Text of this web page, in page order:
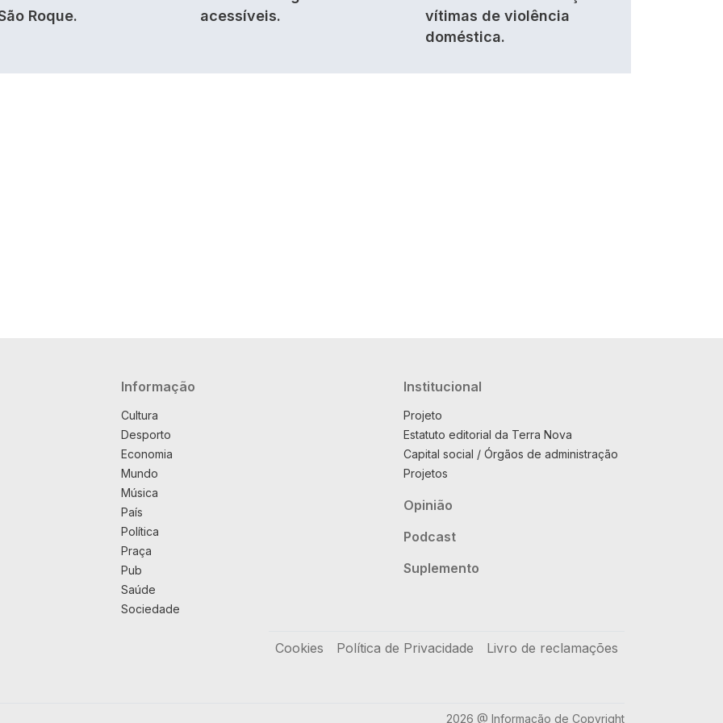
Roque.
acessíveis.
vítimas de violência
doméstica.
Navegação principal
Informação
Cultura
Desporto
Economia
Mundo
Música
País
Política
Praça
Pub
Saúde
Sociedade
Institucional
Projeto
Estatuto editorial da Terra Nova
Capital social / Órgãos de administração
Projetos
Opinião
Podcast
Suplemento
Cookies Política de Privacidade Livro de reclamações
2026 @ Informação de Copyright